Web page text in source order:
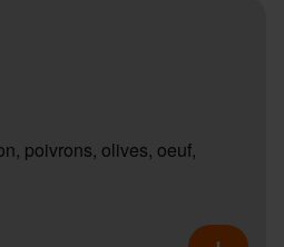
poivrons, olives, oeuf,